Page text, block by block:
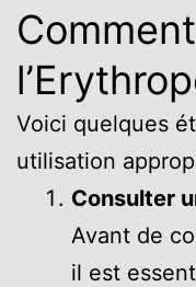
Voici quelques
utilisation
Consulter
Avant de
il est